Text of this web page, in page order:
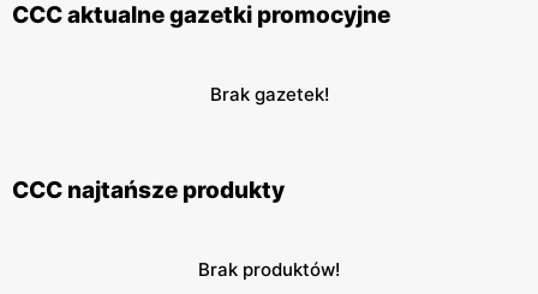
CCC aktualne gazetki promocyjne
Brak gazetek!
CCC najtańsze produkty
Brak produktów!